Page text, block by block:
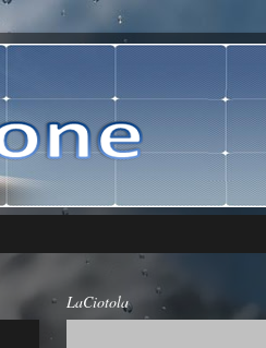
LaCiotola